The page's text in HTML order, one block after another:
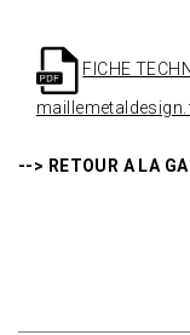
FICHE
--> RETOUR A LA